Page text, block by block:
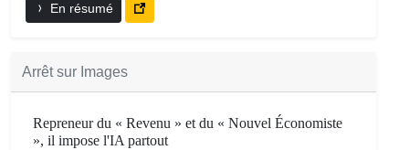
En résumé
Arrêt sur Images
Repreneur du « Revenu » et du « Nouvel Économiste
», il impose l'IA partout